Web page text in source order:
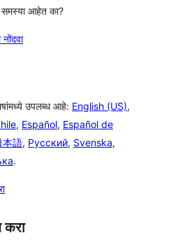
समस्या आहेत का?
उपलब्ध आहे: English (US),
, Español, Español de
本語, Русский, Svenska,
.
करा